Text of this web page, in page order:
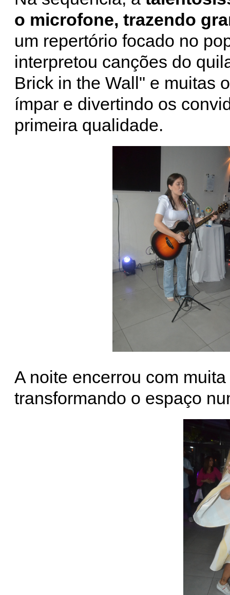
o microfone, trazendo
um repertório focado no
interpretou canções do
Brick in the Wall" e muitas
ímpar e divertindo os
primeira qualidade.
A noite encerrou com
transformando o espaço